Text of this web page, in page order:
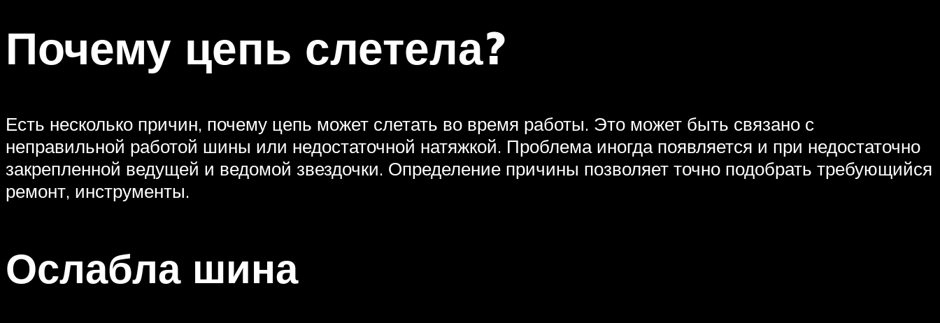
Почему цепь слетела?
Есть несколько причин, почему цепь может слетать во время работы. Это может быть связано с
неправильной работой шины или недостаточной натяжкой. Проблема иногда появляется и при недостаточно
закрепленной ведущей и ведомой звездочки. Определение причины позволяет точно подобрать требующийся
ремонт, инструменты.
Ослабла шина